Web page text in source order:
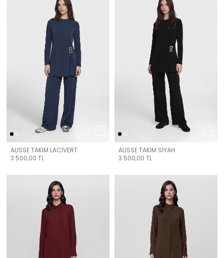
ALİSSE TAKIM LACİVERT
3.500,00 TL
ALİSSE TAKIM SİYAH
3.500,00 TL